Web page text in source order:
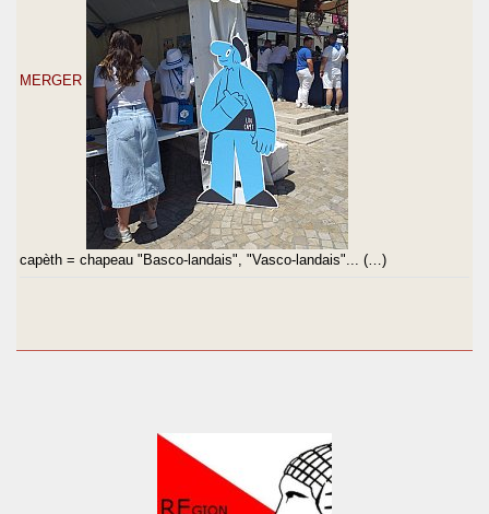
MERGER
capèth = chapeau "Basco-landais", "Vasco-landais"... (…)